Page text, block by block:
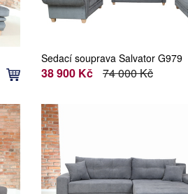
Sedací souprava Salvator G979
38 900 Kč 74 000 Kč